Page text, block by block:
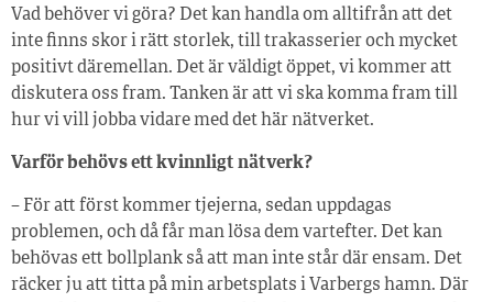
Vad behöver vi göra? Det kan handla om alltifrån att det
inte finns skor i rätt storlek, till trakasserier och mycket
positivt däremellan. Det är väldigt öppet, vi kommer att
diskutera oss fram. Tanken är att vi ska komma fram till
hur vi vill jobba vidare med det här nätverket.
Varför behövs ett kvinnligt nätverk?
– För att först kommer tjejerna, sedan uppdagas
problemen, och då får man lösa dem vartefter. Det kan
behövas ett bollplank så att man inte står där ensam. Det
räcker ju att titta på min arbetsplats i Varbergs hamn. Där